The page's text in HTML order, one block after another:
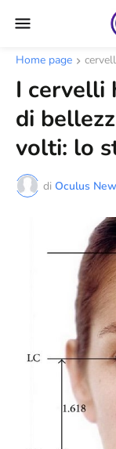
Home page
I cervelli
di
volti: lo
di Oculus